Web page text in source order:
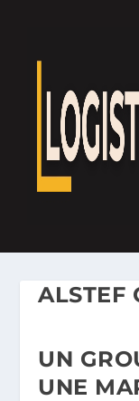
ALSTEF
UN
UNE